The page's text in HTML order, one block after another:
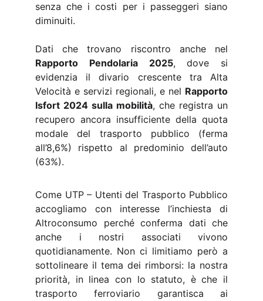
senza che i costi per i passeggeri siano
diminuiti.
Dati che trovano riscontro anche nel
Rapporto Pendolaria 2025, dove si
evidenzia il divario crescente tra Alta
Velocità e servizi regionali, e nel Rapporto
Isfort 2024 sulla mobilità, che registra un
recupero ancora insufficiente della quota
modale del trasporto pubblico (ferma
all’8,6%) rispetto al predominio dell’auto
(63%).
Come UTP – Utenti del Trasporto Pubblico
accogliamo con interesse l’inchiesta di
Altroconsumo perché conferma dati che
anche i nostri associati vivono
quotidianamente. Non ci limitiamo però a
sottolineare il tema dei rimborsi: la nostra
priorità, in linea con lo statuto, è che il
trasporto ferroviario garantisca ai